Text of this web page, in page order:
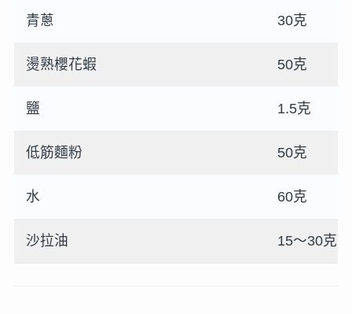
青蔥 30克
燙熟櫻花蝦 50克
鹽 1.5克
低筋麵粉 50克
水 60克
沙拉油 15～30克